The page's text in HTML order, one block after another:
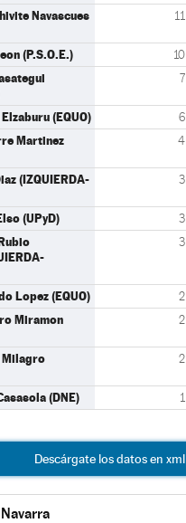
Navascues
11
(P.S.O.E.) 10
7
(EQUO) 6
Martinez
4
(IZQUIERDA-
3
(UPyD) 3
3
Lopez (EQUO) 2
Miramon
2
Milagro
2
(DNE) 1
Descárgate los datos en xml